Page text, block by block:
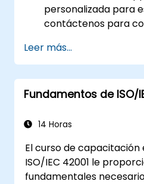
personalizada para
contáctenos para
Leer más...
Fundamentos de ISO/
14 Horas
El curso de capacitación
ISO/IEC 42001 le
fundamentales